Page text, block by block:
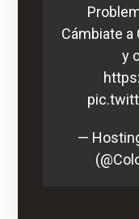
Cámbiate a
y
—